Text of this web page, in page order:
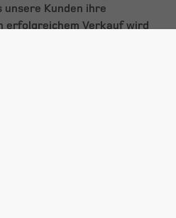
unsere Kunden ihre
erfolgreichem Verkauf wird